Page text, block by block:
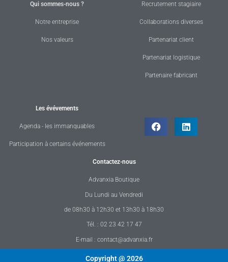
Qui sommes-nous ?
Notre entreprise
Nos valeurs
Recrutement stagiaire
Collaborations diverses
Partenariat client
Partenariat logistique
Partenaire fabricant
Les évévements
Agenda - les immanquables
Participation à certains événements
Contactez-nous
Advanxia Boutique
Du Lundi au Vendredi
de 08h30 à 12h30 et 13h30 à 18h30
Tél. : 02 23 42 17 47
E-mail : contact@advanxia.fr
Copyright @ 2026